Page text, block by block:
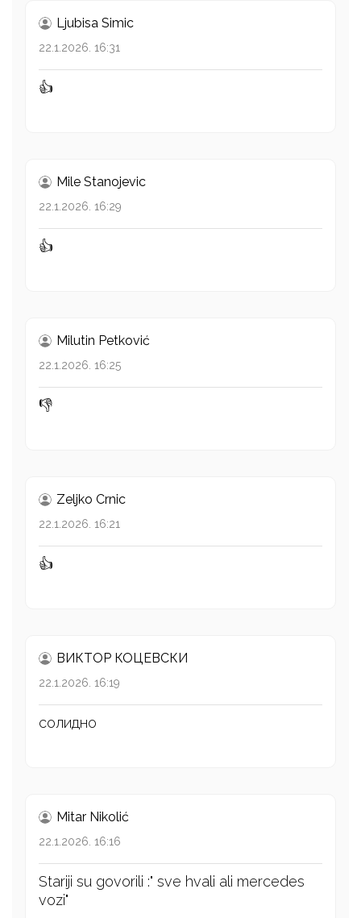
Ljubisa Simic
22.1.2026. 16:31
👍
Mile Stanojevic
22.1.2026. 16:29
👍
Milutin Petković
22.1.2026. 16:25
👎
Zeljko Crnic
22.1.2026. 16:21
👍
ВИКТОР КОЦЕВСКИ
22.1.2026. 16:19
солидно
Mitar Nikolić
22.1.2026. 16:16
Stariji su govorili :" sve hvali ali mercedes
vozi"